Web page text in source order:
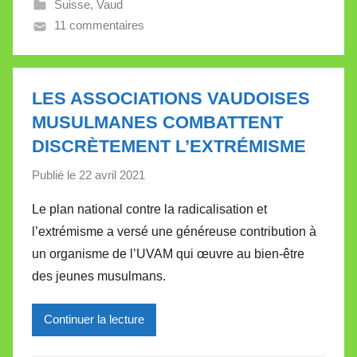
e
a
l
e
t
t
Suisse, Vaud
11 commentaires
LES ASSOCIATIONS VAUDOISES
MUSULMANES COMBATTENT
DISCRÈTEMENT L’EXTRÉMISME
Publié le 22 avril 2021
r
M
r
l
Le plan national contre la radicalisation et
l’extrémisme a versé une généreuse contribution à
un organisme de l’UVAM qui œuvre au bien-être
des jeunes musulmans.
Continuer la lecture